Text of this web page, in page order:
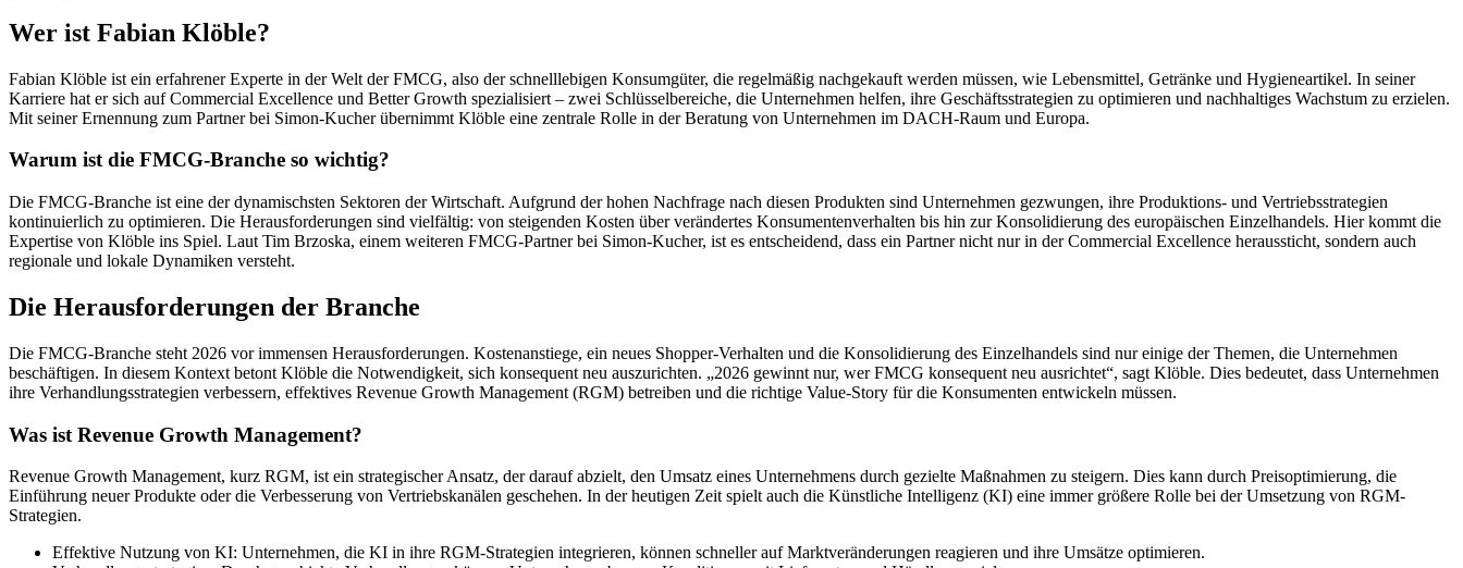
Wer ist Fabian Klöble?
Fabian Klöble ist ein erfahrener Experte in der Welt der FMCG, also der schnelllebigen Konsumgüter, die regelmäßig nachgekauft werden müssen, wie Lebensmittel, Getränke und Hygieneartikel. In seiner
Karriere hat er sich auf Commercial Excellence und Better Growth spezialisiert – zwei Schlüsselbereiche, die Unternehmen helfen, ihre Geschäftsstrategien zu optimieren und nachhaltiges Wachstum zu erzielen.
Mit seiner Ernennung zum Partner bei Simon-Kucher übernimmt Klöble eine zentrale Rolle in der Beratung von Unternehmen im DACH-Raum und Europa.
Warum ist die FMCG-Branche so wichtig?
Die FMCG-Branche ist eine der dynamischsten Sektoren der Wirtschaft. Aufgrund der hohen Nachfrage nach diesen Produkten sind Unternehmen gezwungen, ihre Produktions- und Vertriebsstrategien
kontinuierlich zu optimieren. Die Herausforderungen sind vielfältig: von steigenden Kosten über verändertes Konsumentenverhalten bis hin zur Konsolidierung des europäischen Einzelhandels. Hier kommt die
Expertise von Klöble ins Spiel. Laut Tim Brzoska, einem weiteren FMCG-Partner bei Simon-Kucher, ist es entscheidend, dass ein Partner nicht nur in der Commercial Excellence heraussticht, sondern auch
regionale und lokale Dynamiken versteht.
Die Herausforderungen der Branche
Die FMCG-Branche steht 2026 vor immensen Herausforderungen. Kostenanstiege, ein neues Shopper-Verhalten und die Konsolidierung des Einzelhandels sind nur einige der Themen, die Unternehmen
beschäftigen. In diesem Kontext betont Klöble die Notwendigkeit, sich konsequent neu auszurichten. „2026 gewinnt nur, wer FMCG konsequent neu ausrichtet“, sagt Klöble. Dies bedeutet, dass Unternehmen
ihre Verhandlungsstrategien verbessern, effektives Revenue Growth Management (RGM) betreiben und die richtige Value-Story für die Konsumenten entwickeln müssen.
Was ist Revenue Growth Management?
Revenue Growth Management, kurz RGM, ist ein strategischer Ansatz, der darauf abzielt, den Umsatz eines Unternehmens durch gezielte Maßnahmen zu steigern. Dies kann durch Preisoptimierung, die
Einführung neuer Produkte oder die Verbesserung von Vertriebskanälen geschehen. In der heutigen Zeit spielt auch die Künstliche Intelligenz (KI) eine immer größere Rolle bei der Umsetzung von RGM-
Strategien.
Effektive Nutzung von KI: Unternehmen, die KI in ihre RGM-Strategien integrieren, können schneller auf Marktveränderungen reagieren und ihre Umsätze optimieren.